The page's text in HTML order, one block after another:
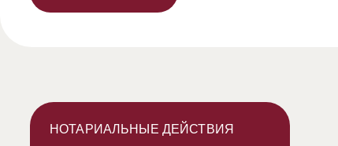
НОТАРИАЛЬНЫЕ ДЕЙСТВИЯ